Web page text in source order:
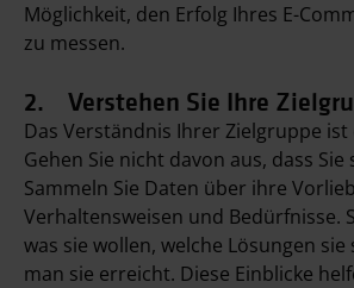
Möglichkeit, den Erfolg Ihres E-
zu messen.
2. Verstehen Sie Ihre
Das Verständnis Ihrer Zielgruppe
Gehen Sie nicht davon aus, dass Sie
Sammeln Sie Daten über ihre
Verhaltensweisen und Bedürfnisse.
was sie wollen, welche Lösungen
man sie erreicht. Diese Einblicke